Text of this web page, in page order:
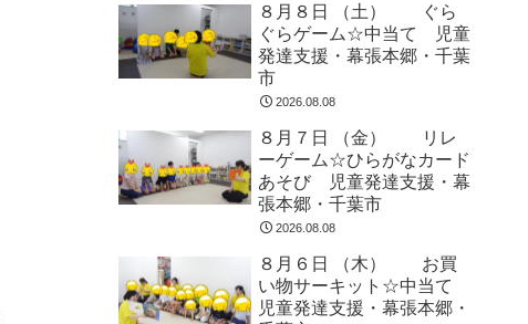
８月８日 （土） ぐら
ぐらゲーム☆中当て 児童
発達支援・幕張本郷・千葉
市
2026.08.08
８月７日 （金） リレ
ーゲーム☆ひらがなカード
あそび 児童発達支援・幕
張本郷・千葉市
2026.08.08
８月６日 （木） お買
い物サーキット☆中当て
児童発達支援・幕張本郷・